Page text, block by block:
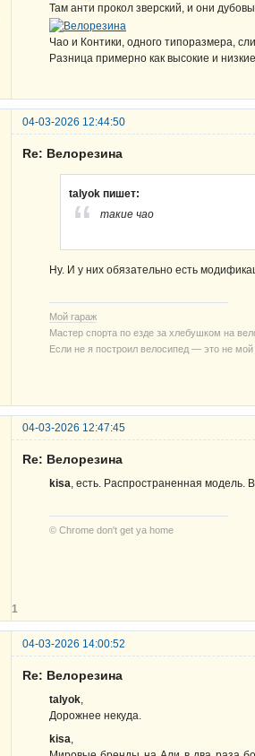
Там анти прокол зверский, и они
Чао и Контики, одного типоразмера,
Разница примерно как высокие и
04-03-2026 12:44:50
Re: Велорезина
talyok пишет:
такие чао
Ну. И у них обязательно есть
Мой гараж
Мастер спорта по езде за хлебушком на
Если не я построил велосипед — это не мой
04-03-2026 12:47:45
Re: Велорезина
kisa, есть. Распространенная модель.
© Chrome don't get ya home
1
04-03-2026 14:00:52
Re: Велорезина
talyok
Дорожнее некуда.
kisa,